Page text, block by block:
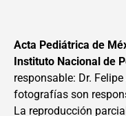
Acta Pediátrica de
Instituto Nacional de
responsable: Dr.
fotografías son
La reproducción